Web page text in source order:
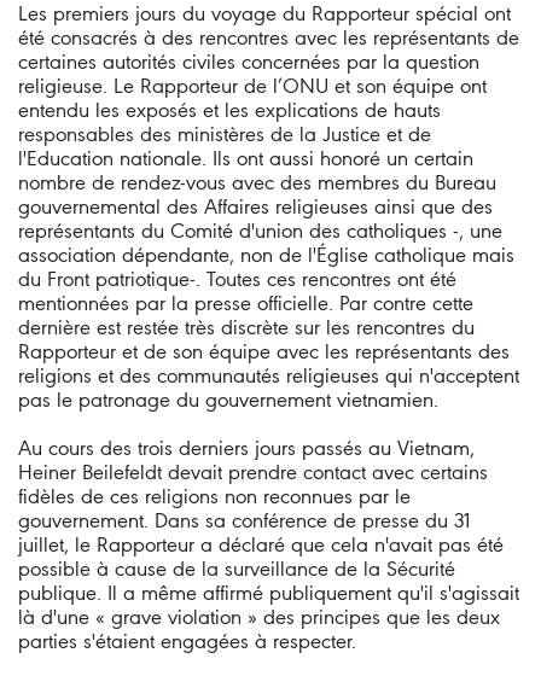
Les premiers jours du voyage du Rapporteur spécial ont
été consacrés à des rencontres avec les représentants de
certaines autorités civiles concernées par la question
religieuse. Le Rapporteur de l’ONU et son équipe ont
entendu les exposés et les explications de hauts
responsables des ministères de la Justice et de
l'Education nationale. Ils ont aussi honoré un certain
nombre de rendez-vous avec des membres du Bureau
gouvernemental des Affaires religieuses ainsi que des
représentants du Comité d'union des catholiques -, une
association dépendante, non de l'Église catholique mais
du Front patriotique-. Toutes ces rencontres ont été
mentionnées par la presse officielle. Par contre cette
dernière est restée très discrète sur les rencontres du
Rapporteur et de son équipe avec les représentants des
religions et des communautés religieuses qui n'acceptent
pas le patronage du gouvernement vietnamien.
Au cours des trois derniers jours passés au Vietnam,
Heiner Beilefeldt devait prendre contact avec certains
fidèles de ces religions non reconnues par le
gouvernement. Dans sa conférence de presse du 31
juillet, le Rapporteur a déclaré que cela n'avait pas été
possible à cause de la surveillance de la Sécurité
publique. Il a même affirmé publiquement qu'il s'agissait
là d'une « grave violation » des principes que les deux
parties s'étaient engagées à respecter.